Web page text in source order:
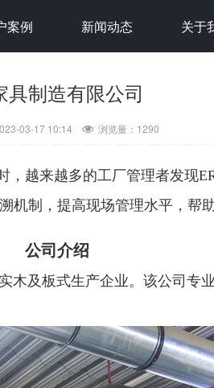
案例 新闻动态 关于
具制造有限公司
03-17 10:14 浏览量： 1290
越来越多的工厂管理者发现
制，提高现场管理水平，帮
公司介绍
及板式生产企业。该公司专